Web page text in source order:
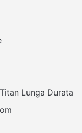
Lunga Durata